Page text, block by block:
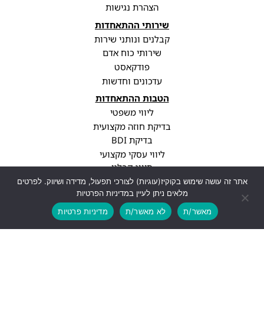
הצהרת נגישות
שירותי ההתאחדות
קבלנים ונותני שירות
שירותי כוח אדם
פודקאסט
עדכונים וחדשות
הטבות ההתאחדות
ליווי משפטי
בדיקת חוזה מקצועית
בדיקת BDI
ליווי עסקי מקצועי
סיווג קבלני
עדכוני רגולציה
פרופיל חברה
יצירת קשר
info@cwa.org.il
אתר זה עושה שימוש בקוקיז(עוגיות) לצורכי תפעול, מדידה ושיווק. לפרטים
מלאים ניתן לעיין במדיניות הפרטיות
מאשר/ת
לא מאשר/ת מדיניות פרטיות